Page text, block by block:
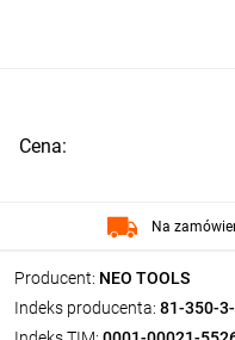
Producent: NEO TOOLS
Indeks producenta: 81-350-
Cena:
Na